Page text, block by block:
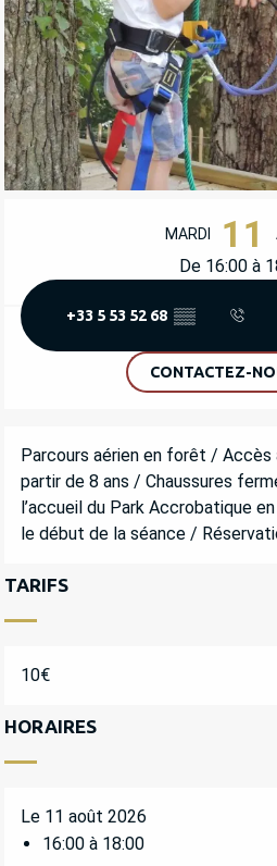
OUVERTURE ET
MARDI 11
De 16:00 à
+33 5 53 52 68 ▒▒
CONTACTEZ-
DESCRIPTION
Parcours aérien en forêt /
partir de 8 ans / Chaussures
l’accueil du Park Accrobatique
le début de la séance /
TARIFS
10€
HORAIRES
Le 11 août 2026
16:00 à 18:00